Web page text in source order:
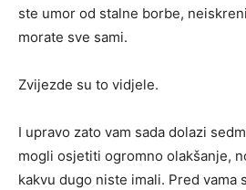
ste umor od stalne borbe,
morate sve sami.
Zvijezde su to vidjele.
I upravo zato vam sada dolazi
mogli osjetiti ogromno olakšanje,
kakvu dugo niste imali. Pred vama